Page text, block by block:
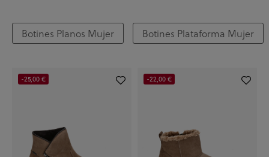
Botines Planos Mujer Botines Plataforma Mujer
-25,00 € -22,00 €